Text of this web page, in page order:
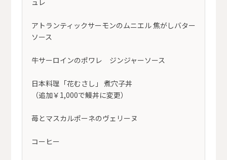
アトランティックサーモンのムニエル 焦がしバター
ソース
牛サーロインのポワレ ジンジャーソース
日本料理「花むさし」 煮穴子丼
（追加￥1,000で鰻丼に変更）
苺とマスカルポーネのヴェリーヌ
コーヒー